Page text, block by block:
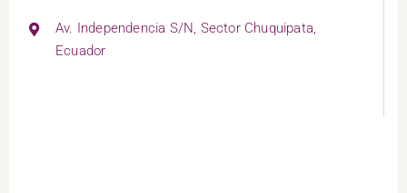
Av. Independencia S/N, Sector Chuquipata,
Ecuador